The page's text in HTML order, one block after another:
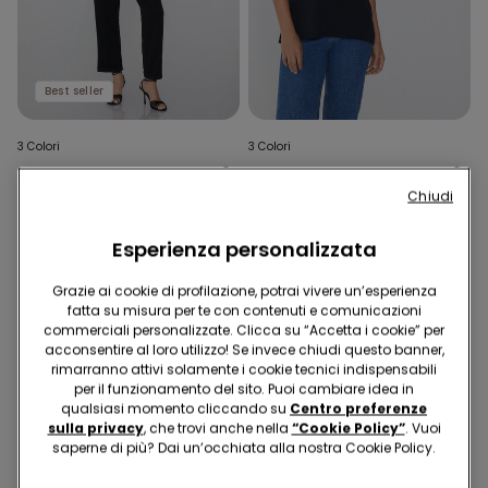
Best seller
3 Colori
Maglia Leggerissima
3 Colori
T-Shirt in Cotone con
Esperienza personalizzata
Grazie ai cookie di profilazione, potrai vivere un’esperienza
fatta su misura per te con contenuti e comunicazioni
commerciali personalizzate. Clicca su “Accetta i cookie” per
acconsentire al loro utilizzo! Se invece chiudi questo banner,
rimarranno attivi solamente i cookie tecnici indispensabili
per il funzionamento del sito. Puoi cambiare idea in
qualsiasi momento cliccando su Centro preferenze
sulla privacy, che trovi anche nella “Cookie Policy”. Vuoi
saperne di più? Dai un’occhiata alla nostra Cookie Policy.
Chiudi